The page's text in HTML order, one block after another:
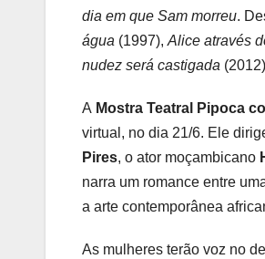
dia em que Sam morreu.
água (1997), Alice através
nudez será castigada
A Mostra Teatral Pipoca
virtual, no dia 21/6. Ele
Pires, o ator moçambicano
narra um romance entre
a arte contemporânea
As mulheres terão voz no